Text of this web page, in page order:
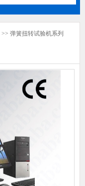
>> 弹簧扭转试验机系列